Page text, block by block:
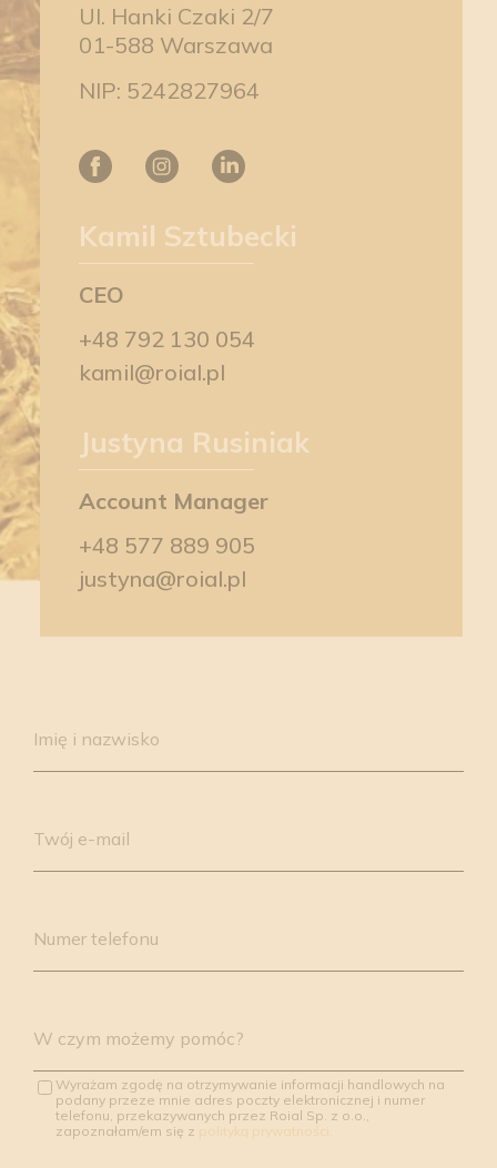
Ul. Hanki Czaki 2/7
01-588 Warszawa
NIP: 5242827964
Kamil Sztubecki
CEO
+48 792 130 054
kamil@roial.pl
Justyna Rusiniak
Account Manager
+48 577 889 905
justyna@roial.pl
this
field
Imię i nazwisko
Twój e-mail
Numer telefonu
W czym możemy pomóc?
Wyrażam zgodę na otrzymywanie informacji handlowych na
podany przeze mnie adres poczty elektronicznej i numer
telefonu, przekazywanych przez Roial Sp. z o.o.,
zapoznałam/em się z polityką prywatności.